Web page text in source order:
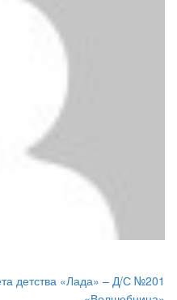
детства «Лада» – Д/С №201